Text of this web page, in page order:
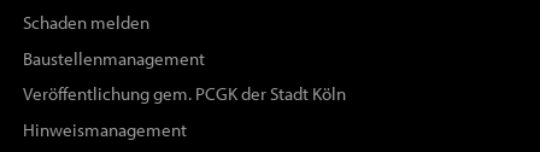
Schaden melden
Baustellenmanagement
Veröffentlichung gem. PCGK der Stadt Köln
Hinweismanagement